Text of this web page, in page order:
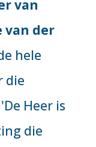
van
van der
hele
die
Heer is
die